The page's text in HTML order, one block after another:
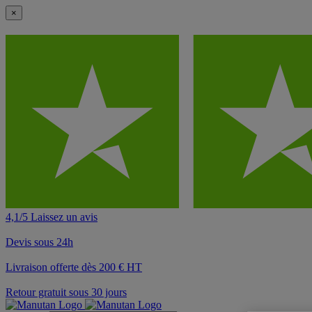
×
4,1/5 Laissez un avis
Devis sous 24h
Livraison offerte dès 200 € HT
Retour gratuit sous 30 jours